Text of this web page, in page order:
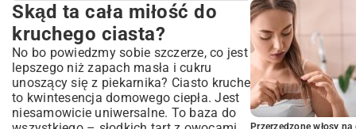
Skąd ta cała miłość do kruchego ciasta?
Co musisz mieć pod ręką, żeby magia
się zadziała
Jak zrobić proste ciasto kruche krok po
kroku – bez paniki!
Krok 1: Najpierw mąka i reszta sucharów
Krok 2: Teraz najważniejszy moment –
Skąd ta cała miłość do
kruchego ciasta?
No bo powiedzmy sobie szczerze, co jest
lepszego niż zapach masła i cukru
unoszący się z piekarnika? Ciasto kruche
to kwintesencja domowego ciepła. Jest
niesamowicie uniwersalne. To baza do
Przerzedzone włosy